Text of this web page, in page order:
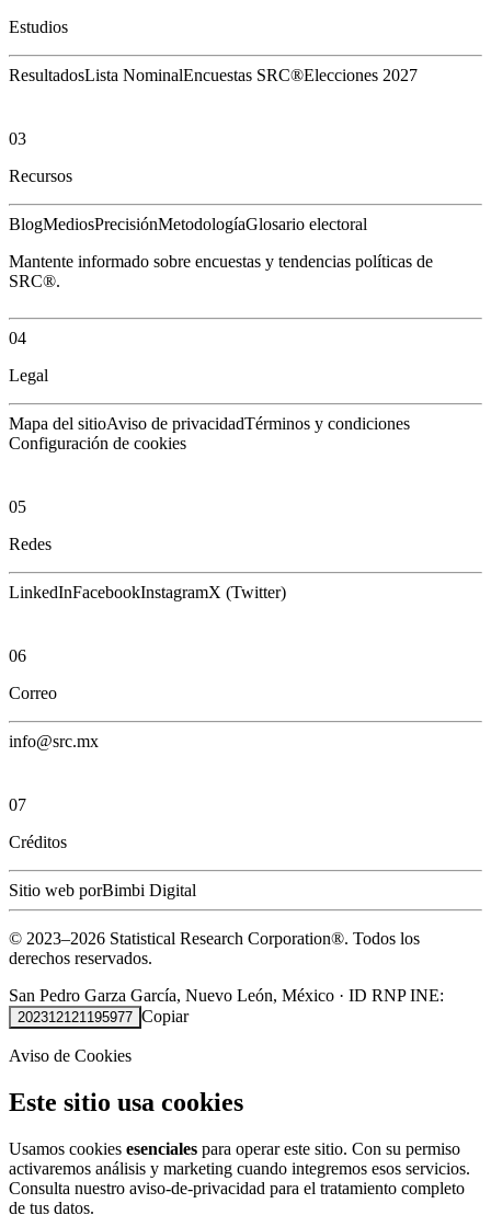
Estudios
ResultadosLista NominalEncuestas SRC®Elecciones 2027
03
Recursos
BlogMediosPrecisiónMetodologíaGlosario electoral
Mantente informado sobre encuestas y tendencias políticas de
SRC®.
04
Legal
Mapa del sitioAviso de privacidadTérminos y condiciones
Configuración de cookies
05
Redes
LinkedInFacebookInstagramX (Twitter)
06
Correo
info@src.mx
07
Créditos
Sitio web porBimbi Digital
© 2023–2026 Statistical Research Corporation®. Todos los
derechos reservados.
San Pedro Garza García, Nuevo León, México · ID RNP INE:
202312121195977 Copiar
Aviso de Cookies
Este sitio usa cookies
Usamos cookies esenciales para operar este sitio. Con su permiso
activaremos análisis y marketing cuando integremos esos servicios.
Consulta nuestro aviso-de-privacidad para el tratamiento completo
de tus datos.